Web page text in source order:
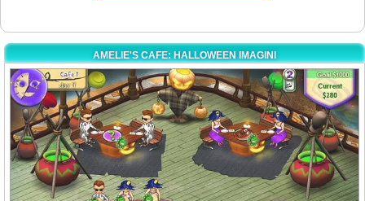
AMELIE'S CAFE: HALLOWEEN IMAGINI